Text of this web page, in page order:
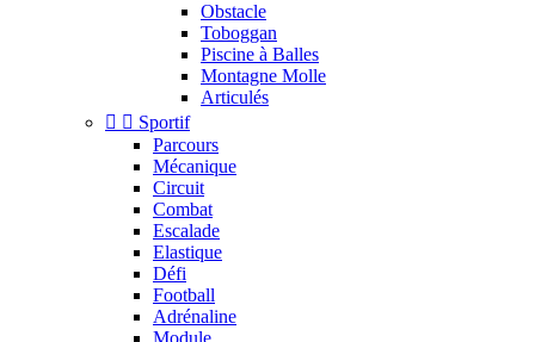
Obstacle
Toboggan
Piscine à Balles
Montagne Molle
Articulés
  Sportif
Parcours
Mécanique
Circuit
Combat
Escalade
Elastique
Défi
Football
Adrénaline
Module